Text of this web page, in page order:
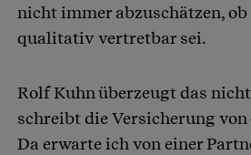
nicht immer abzuschätzen,
qualitativ vertretbar sei.
Rolf Kuhn überzeugt das
schreibt die Versicherung von
Da erwarte ich von einer